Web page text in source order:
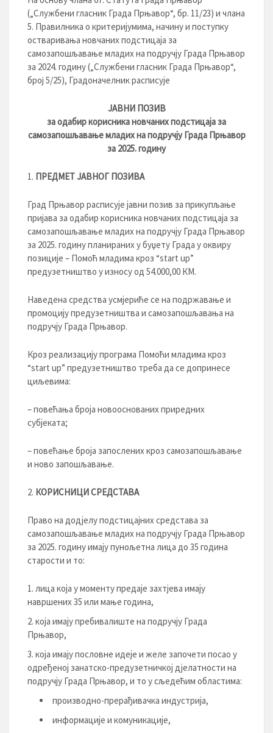
(„Службени гласник Града Прњавор“, бр. 11/23) и члана
5. Правилника о критеријумима, начину и поступку
остваривања новчаних подстицаја за
самозапошљавање младих на подручју Града Прњавор
за 2024. годину („Службени гласник Града Прњавор“,
броj 5/25), Градоначелник расписује
ЈАВНИ ПОЗИВ
за одабир корисника новчаних подстицаја за
самозапошљавање младих на подручју Града Прњавор
за 2025. годину
ПРЕДМЕТ ЈАВНОГ ПОЗИВА
Град Прњавор расписује јавни позив за прикупљање
пријава за одабир корисника новчаних подстицаја за
самозапошљавање младих на подручју Града Прњавор
за 2025. годину планираних у буџету Града у оквиру
позиције – Помоћ младима кроз “start up”
предузетништво у износу од 54.000,00 КМ.
Наведена средства усмјериће се на подржавање и
промоцију предузетништва и самозапошљавања на
подручју Града Прњавор.
Кроз реализацију програма Помоћи младима кроз
“start up” предузетништво треба да се допринесе
циљевима:
– повећања броја новооснованих приредних
субјеката;
– повећање броја запослених кроз самозапошљавање
и ново запошљавање.
КОРИСНИЦИ СРЕДСТАВА
Право на додјелу подстицајних средстава за
самозапошљавање младих на подручју Града Прњавор
за 2025. годину имају пунољетна лица до 35 година
старости и то:
лица која у моменту предаје захтјева имају
навршених 35 или мање година,
која имају пребивалиште на подручју Града
Прњавор,
која имају пословне идеје и желе започети посао у
одређеној занатско-предузетничкој дјелатности на
подручју Града Прњавор, и то у сљедећим областима:
производно-прерађивачка индустрија,
информације и комуникације,